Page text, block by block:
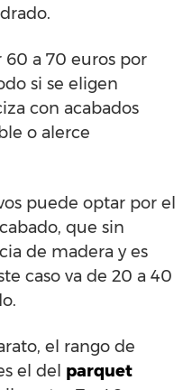
60 a 70 euros por
si se eligen
con acabados
o alerce
puede optar por el
que sin
de madera y es
caso va de 20 a 40
el rango de
el del parquet